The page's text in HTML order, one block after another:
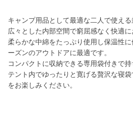
キャンプ用品として最適な二人で使える
広々とした内部空間で窮屈感なく快適に
柔らかな中綿をたっぷり使用し保温性
ーズンのアウトドアに最適です。
コンパクトに収納できる専用袋付きで持
テント内でゆったりと寛げる贅沢な寝
をお楽しみください。